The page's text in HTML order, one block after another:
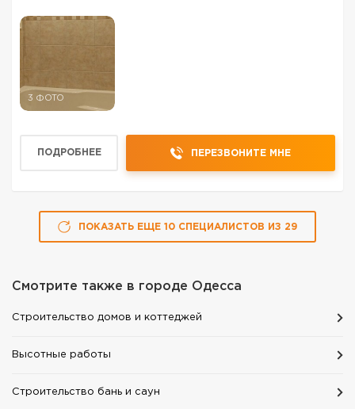
как тонкий в 1 мм шов, так и 2 мм с выделением шва.
3 ФОТО
ПОДРОБНЕЕ ПЕРЕЗВОНИТЕ МНЕ
ПОКАЗАТЬ ЕЩЕ 10 СПЕЦИАЛИСТОВ ИЗ 29
Смотрите также в городе Одесса
Строительство домов и коттеджей
Высотные работы
Строительство бань и саун